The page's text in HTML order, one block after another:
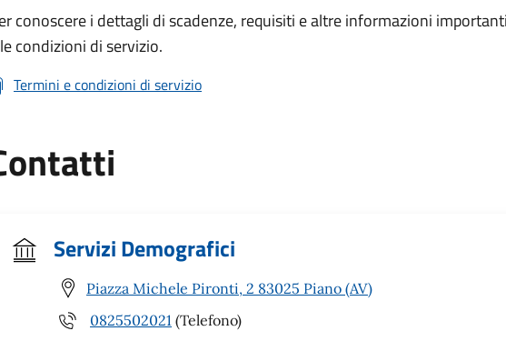
conoscere i dettagli di scadenze, requisiti e altre informazioni
condizioni di servizio.
Termini e condizioni di servizio
Servizi Demografici
Piazza Michele Pironti, 2 83025 Piano (AV)
0825502021 (Telefono)